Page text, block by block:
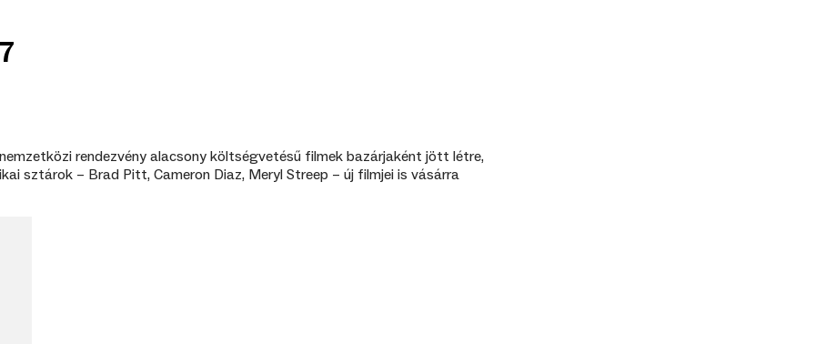
rendezvény alacsony költségvetésű filmek bazárjaként jött létre,
sztárok – Brad Pitt, Cameron Diaz, Meryl Streep – új filmjei is vásárra